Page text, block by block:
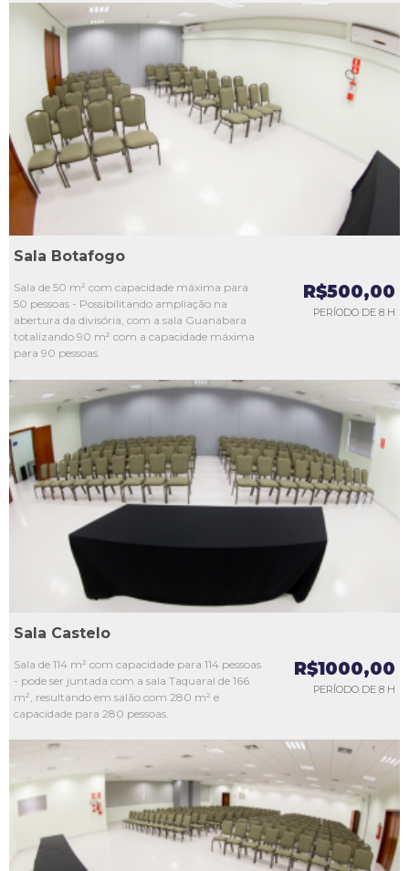
L1
L2
L3
L4
Sala Botafogo
Sala de 50 m² com capacidade máxima para
50 pessoas - Possibilitando ampliação na
abertura da divisória, com a sala Guanabara
totalizando 90 m² com a capacidade máxima
para 90 pessoas.
R$500,00
PERÍODO DE 8 H
L2
L3
L4
Sala Castelo
Sala de 114 m² com capacidade para 114 pessoas
- pode ser juntada com a sala Taquaral de 166
m², resultando em salão com 280 m² e
capacidade para 280 pessoas.
R$1000,00
PERÍODO DE 8 H
L3
L4